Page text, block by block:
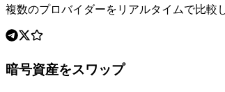
複数のプロバイダーをリアルタイムで比較
暗号資産をスワップ